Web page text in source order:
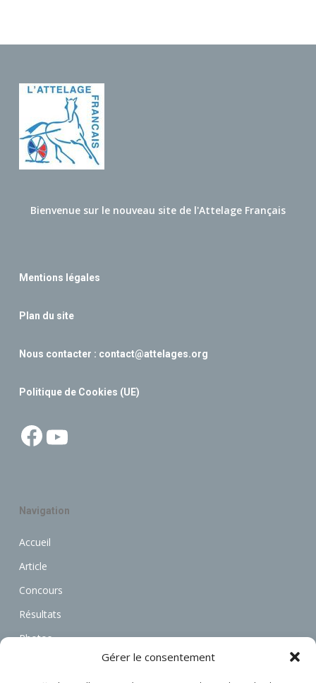
Gérer le consentement
Bienvenue sur le nouveau site de l'Attelage Français
Mentions légales
Plan du site
Nous contacter : contact@attelages.org
Politique de Cookies (UE)
Facebook
Navigation
Accueil
Article
Concours
Résultats
Photos